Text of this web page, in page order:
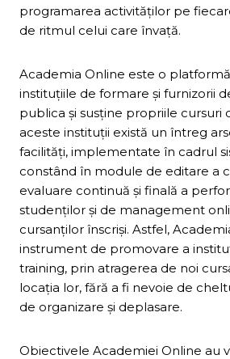
programarea activităţilor pe
de ritmul celui care învaţă.
Academia Online este o
instituţiile de formare şi furnizorii
publica şi susţine propriile cursuri
aceste instituţii există un întreg
facilităţi, implementate în cadrul
constând în module de editare a
evaluare continuă şi finală a
studenţilor şi de management
cursanţilor înscrişi. Astfel,
instrument de promovare a
training, prin atragerea de noi
locaţia lor, fără a fi nevoie de
de organizare şi deplasare.
Obiectivele Academiei Online au